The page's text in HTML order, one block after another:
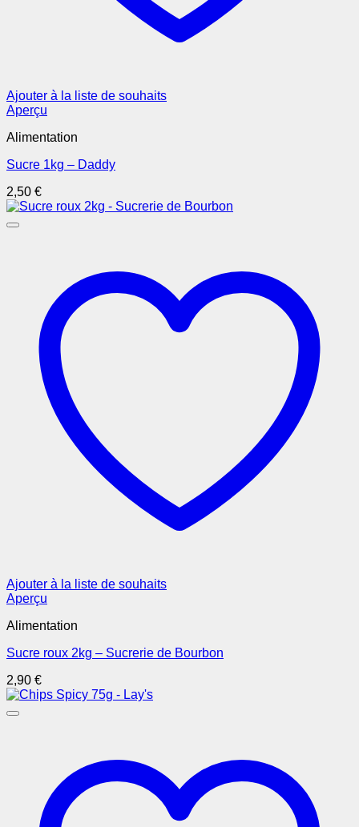
Ajouter à la liste de souhaits
Aperçu
Alimentation
Sucre 1kg – Daddy
2,50 €
Ajouter à la liste de souhaits
Aperçu
Alimentation
Sucre roux 2kg – Sucrerie de Bourbon
2,90 €